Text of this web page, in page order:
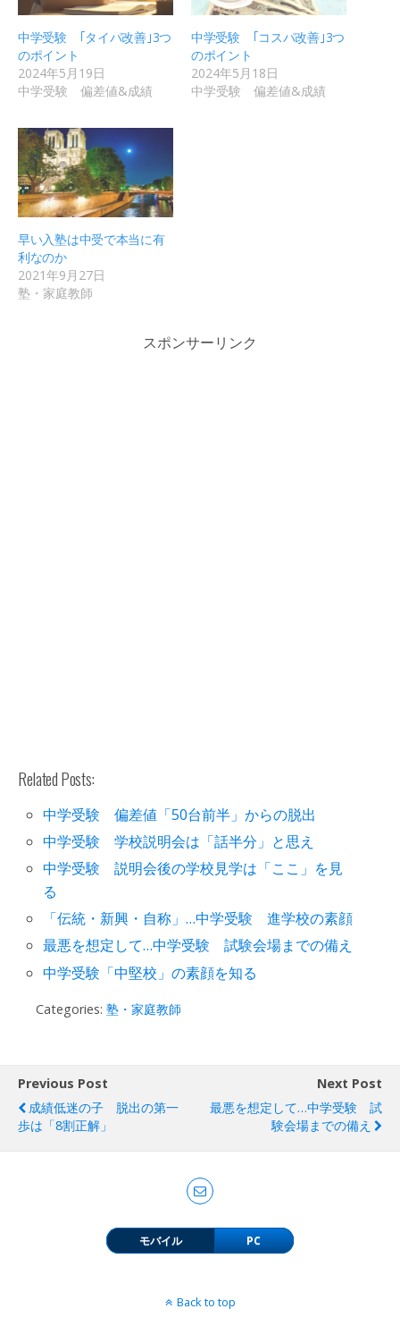
中学受験 ｢タイパ改善｣3つ
のポイント
2024年5月19日
中学受験 偏差値&成績
中学受験 ｢コスパ改善｣3つ
のポイント
2024年5月18日
中学受験 偏差値&成績
早い入塾は中受で本当に有
利なのか
2021年9月27日
塾・家庭教師
スポンサーリンク
Related Posts:
中学受験 偏差値「50台前半」からの脱出
中学受験 学校説明会は「話半分」と思え
中学受験 説明会後の学校見学は「ここ」を見
る
「伝統・新興・自称」…中学受験 進学校の素顔
最悪を想定して…中学受験 試験会場までの備え
中学受験「中堅校」の素顔を知る
Categories: 塾・家庭教師
Previous Post
成績低迷の子 脱出の第一
歩は「8割正解」
Next Post
最悪を想定して…中学受験 試
験会場までの備え
モバイル PC
Back to top